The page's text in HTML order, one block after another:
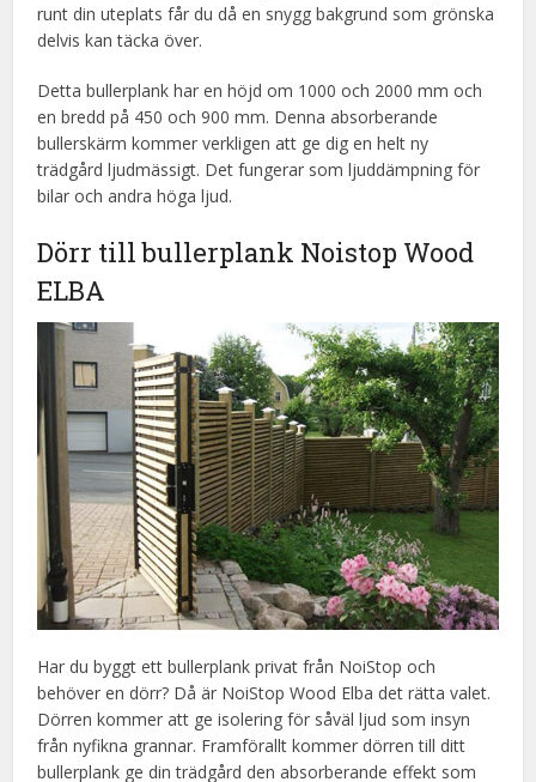
runt din uteplats får du då en snygg bakgrund som grönska
delvis kan täcka över.
Detta bullerplank har en höjd om 1000 och 2000 mm och
en bredd på 450 och 900 mm. Denna absorberande
bullerskärm kommer verkligen att ge dig en helt ny
trädgård ljudmässigt. Det fungerar som ljuddämpning för
bilar och andra höga ljud.
Dörr till bullerplank Noistop Wood
ELBA
Har du byggt ett bullerplank privat från NoiStop och
behöver en dörr? Då är NoiStop Wood Elba det rätta valet.
Dörren kommer att ge isolering för såväl ljud som insyn
från nyfikna grannar. Framförallt kommer dörren till ditt
bullerplank ge din trädgård den absorberande effekt som